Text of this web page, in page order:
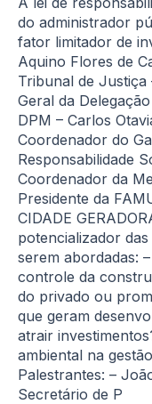
do administrador
fator limitador de
Aquino Flores de
Tribunal de
Geral da
DPM – Carlos
Coordenador do
Responsabilidade
Coordenador da
Presidente da
CIDADE
potencializador
serem abordadas:
controle da
do privado ou
que geram
atrair
ambiental na
Palestrantes: –
Secretário de P